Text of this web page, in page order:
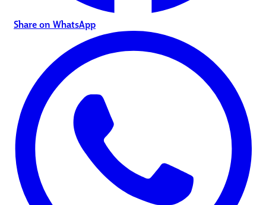
Share on WhatsApp